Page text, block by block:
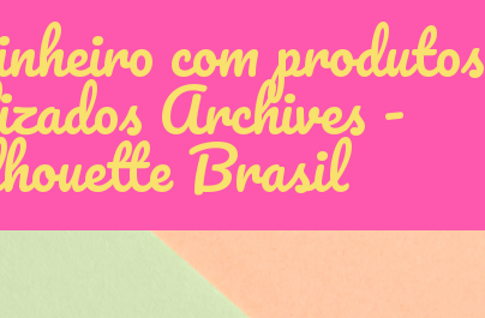
com produtos
Archives -
Brasil